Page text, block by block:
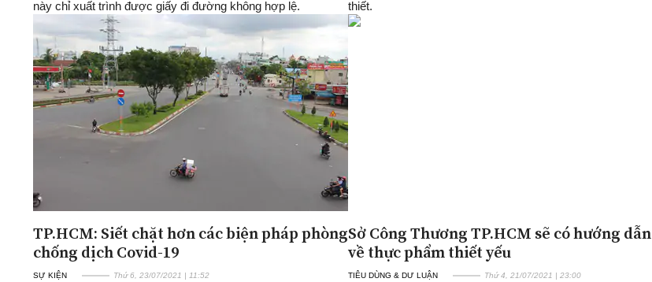
này chỉ xuất trình được giấy đi đường không hợp lệ.
thiết.
TP.HCM: Siết chặt hơn các biện pháp phòng
chống dịch Covid-19
SỰ KIỆN Thứ 6, 23/07/2021 | 11:52
Sở Công Thương TP.HCM sẽ có hướng dẫn
về thực phẩm thiết yếu
TIÊU DÙNG & DƯ LUẬN Thứ 4, 21/07/2021 | 23:00